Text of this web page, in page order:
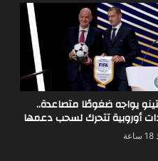
يواجه ضغوطًا متصاعدة..
أوروبية تتحرك لسحب دعمها